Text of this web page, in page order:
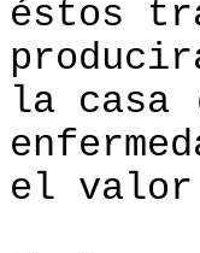
éstos
la casa
el valor